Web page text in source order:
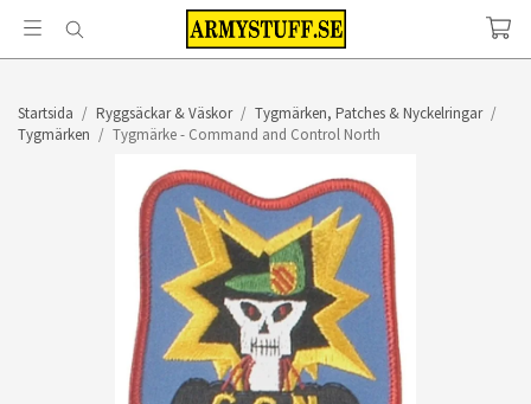
Startsida / Ryggsäckar & Väskor / Tygmärken, Patches & Nyckelringar /
Tygmärken / Tygmärke - Command and Control North